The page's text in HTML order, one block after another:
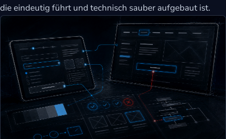
die eindeutig führt und technisch sauber aufgebaut ist.